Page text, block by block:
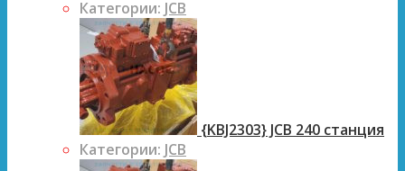
Категории: JCB
{KBJ2303} JCB 240 станция
Категории: JCB